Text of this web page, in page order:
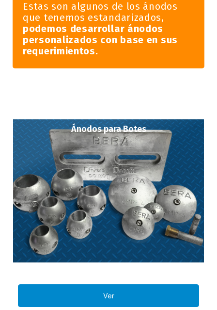
Estas son algunos de los ánodos
que tenemos estandarizados,
podemos desarrollar ánodos
personalizados con base en sus
requerimientos.
Ánodos para Botes
Ver